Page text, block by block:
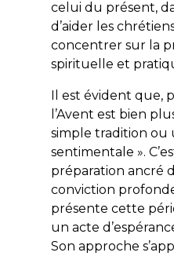
celui du présent,
d’aider les
concentrer sur la
spirituelle et
Il est évident que,
l’Avent est bien
simple tradition ou
sentimentale ».
préparation ancré
conviction
présente cette
un acte
Son approche